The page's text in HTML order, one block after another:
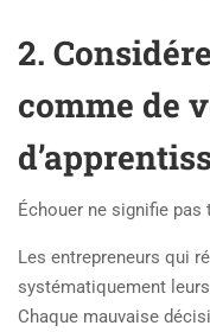
2.
comme de
Échouer ne signifie pas
Les entrepreneurs qui
systématiquement
Chaque mauvaise